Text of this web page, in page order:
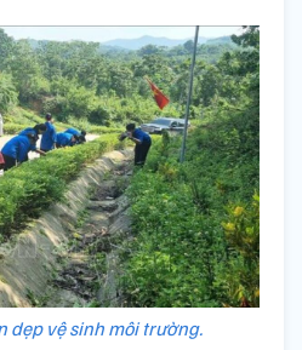
dẹp vệ sinh môi trường.